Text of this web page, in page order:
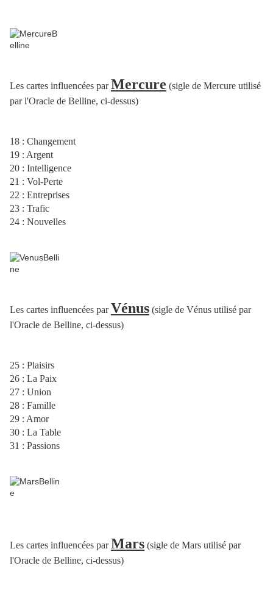
Les cartes influencées parMercure (sigle de Mercure utilisé
par l'Oracle de Belline, ci-dessus)
18 : Changement
19 : Argent
20 : Intelligence
21 : Vol-Perte
22 : Entreprises
23 : Trafic
24 : Nouvelles
Les cartes influencées parVénus (sigle de Vénus utilisé par
l'Oracle de Belline, ci-dessus)
25 : Plaisirs
26 : La Paix
27 : Union
28 : Famille
29 : Amor
30 : La Table
31 : Passions
Les cartes influencées parMars (sigle de Mars utilisé par
l'Oracle de Belline, ci-dessus)